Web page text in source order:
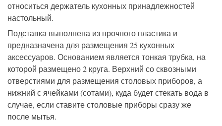
относиться держатель кухонных принадлежностей
настольный.
Подставка выполнена из прочного пластика и
предназначена для размещения 25 кухонных
аксессуаров. Основанием является тонкая трубка, на
которой размещено 2 круга. Верхний со сквозными
отверстиями для размещения столовых приборов, а
нижний с ячейками (сотами), куда будет стекать вода в
случае, если ставите столовые приборы сразу же
после мытья.